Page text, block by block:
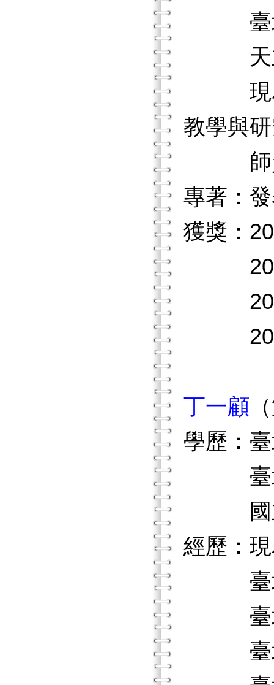
臺北
天主
現為
教學與
師資
專著：
獲獎：
2007
2010
2014
丁一顧
學歷：
臺北
國立
經歷：
臺北
臺北
臺北